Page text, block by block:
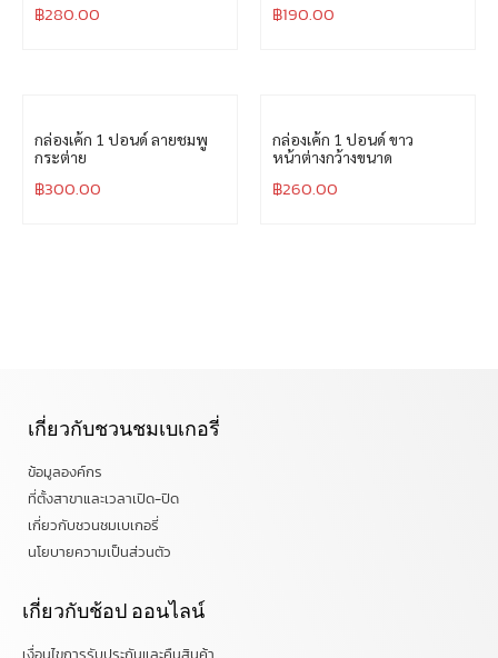
฿280.00 ฿190.00
กล่องเค้ก 1 ปอนด์ ลายชมพู
กระต่าย
฿300.00
กล่องเค้ก 1 ปอนด์ ขาว
หน้าต่างกว้างขนาด
฿260.00
เกี่ยวกับชวนชมเบเกอรี่
ข้อมูลองค์กร
ที่ตั้งสาขาและเวลาเปิด-ปิด
เกี่ยวกับชวนชมเบเกอรี่
นโยบายความเป็นส่วนตัว
เกี่ยวกับช้อป ออนไลน์